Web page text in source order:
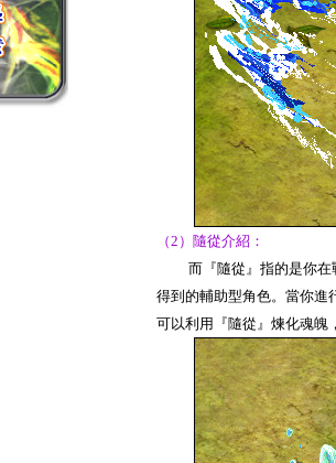
（2）隨從介紹：
而『隨從』指的是你在
得到的輔助型角色。當你進
可以利用『隨從』煉化魂魄